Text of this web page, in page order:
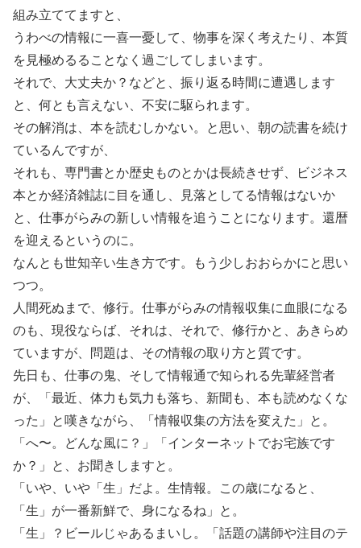
組み立ててますと、
うわべの情報に一喜一憂して、物事を深く考えたり、本質
を見極めるることなく過ごしてしまいます。
それで、大丈夫か？などと、振り返る時間に遭遇します
と、何とも言えない、不安に駆られます。
その解消は、本を読むしかない。と思い、朝の読書を続け
ているんですが、
それも、専門書とか歴史ものとかは長続きせず、ビジネス
本とか経済雑誌に目を通し、見落としてる情報はないか
と、仕事がらみの新しい情報を追うことになります。還暦
を迎えるというのに。
なんとも世知辛い生き方です。もう少しおおらかにと思い
つつ。
人間死ぬまで、修行。仕事がらみの情報収集に血眼になる
のも、現役ならば、それは、それで、修行かと、あきらめ
ていますが、問題は、その情報の取り方と質です。
先日も、仕事の鬼、そして情報通で知られる先輩経営者
が、「最近、体力も気力も落ち、新聞も、本も読めなくな
った」と嘆きながら、「情報収集の方法を変えた」と。
「へ〜。どんな風に？」「インターネットでお宅族です
か？」と、お聞きしますと。
「いや、いや「生」だよ。生情報。この歳になると、
「生」が一番新鮮で、身になるね」と。
「生」？ビールじゃあるまいし。「話題の講師や注目のテ